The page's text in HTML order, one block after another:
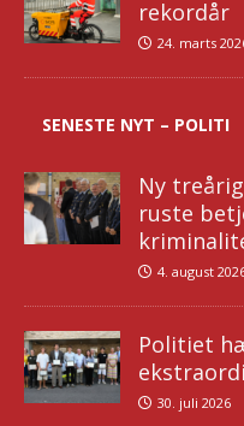
rekordår
24. marts
SENESTE NYT – POLITI
Ny
ruste
4. august
Politiet
30. juli 2026